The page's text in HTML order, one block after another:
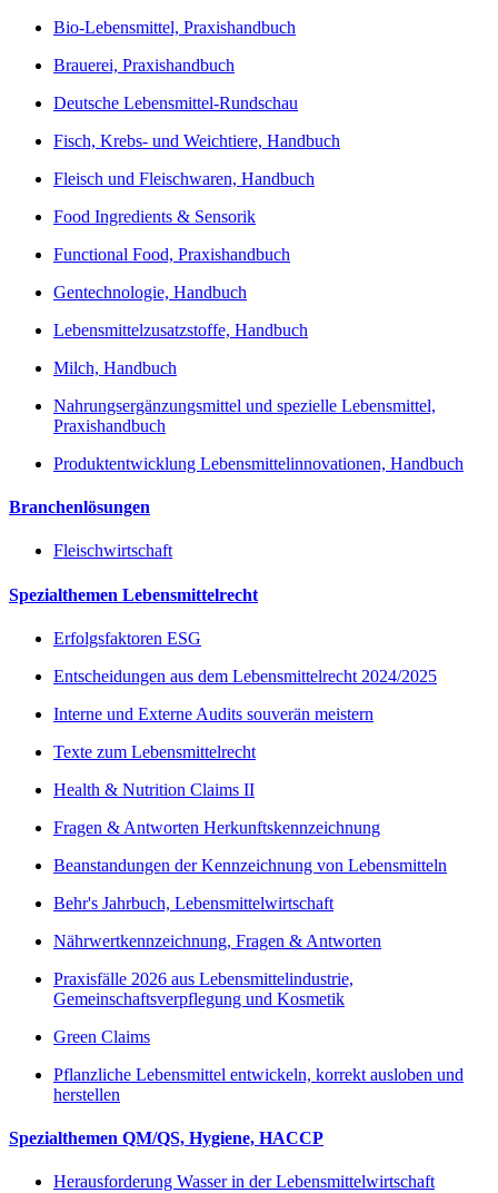
Bio-Lebensmittel, Praxishandbuch
Brauerei, Praxishandbuch
Deutsche Lebensmittel-Rundschau
Fisch, Krebs- und Weichtiere, Handbuch
Fleisch und Fleischwaren, Handbuch
Food Ingredients & Sensorik
Functional Food, Praxishandbuch
Gentechnologie, Handbuch
Lebensmittelzusatzstoffe, Handbuch
Milch, Handbuch
Nahrungsergänzungsmittel und spezielle Lebensmittel,
Praxishandbuch
Produktentwicklung Lebensmittelinnovationen, Handbuch
Branchenlösungen
Fleischwirtschaft
Spezialthemen Lebensmittelrecht
Erfolgsfaktoren ESG
Entscheidungen aus dem Lebensmittelrecht 2024/2025
Interne und Externe Audits souverän meistern
Texte zum Lebensmittelrecht
Health & Nutrition Claims II
Fragen & Antworten Herkunftskennzeichnung
Beanstandungen der Kennzeichnung von Lebensmitteln
Behr's Jahrbuch, Lebensmittelwirtschaft
Nährwertkennzeichnung, Fragen & Antworten
Praxisfälle 2026 aus Lebensmittelindustrie,
Gemeinschaftsverpflegung und Kosmetik
Green Claims
Pflanzliche Lebensmittel entwickeln, korrekt ausloben und
herstellen
Spezialthemen QM/QS, Hygiene, HACCP
Herausforderung Wasser in der Lebensmittelwirtschaft